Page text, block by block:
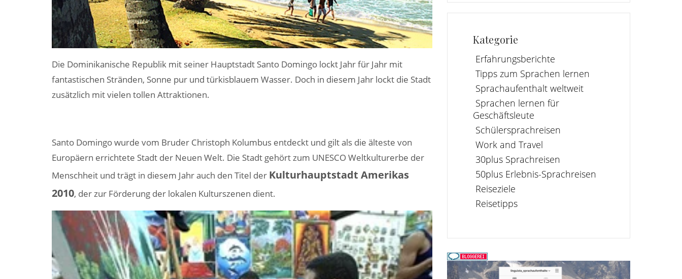
Die Dominikanische Republik mit seiner Hauptstadt Santo Domingo lockt Jahr für Jahr mit
fantastischen Stränden, Sonne pur und türkisblauem Wasser. Doch in diesem Jahr lockt die Stadt
zusätzlich mit vielen tollen Attraktionen.
Santo Domingo wurde vom Bruder Christoph Kolumbus entdeckt und gilt als die älteste von
Europäern errichtete Stadt der Neuen Welt. Die Stadt gehört zum UNESCO Weltkulturerbe der
Menschheit und trägt in diesem Jahr auch den Titel der Kulturhauptstadt Amerikas
2010, der zur Förderung der lokalen Kulturszenen dient.
Kategorie
Erfahrungsberichte
Tipps zum Sprachen lernen
Sprachaufenthalt weltweit
Sprachen lernen für
Geschäftsleute
Schülersprachreisen
Work and Travel
30plus Sprachreisen
50plus Erlebnis-Sprachreisen
Reiseziele
Reisetipps